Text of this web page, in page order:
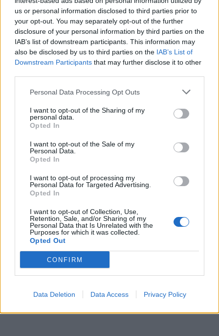
us or personal information disclosed to third parties prior to
your opt-out. You may separately opt-out of the further
disclosure of your personal information by third parties on the
IAB’s list of downstream participants. This information may
also be disclosed by us to third parties on the IAB’s List of
Downstream Participants that may further disclose it to other
Personal Data Processing Opt Outs
I want to opt-out of the Sharing of my
personal data.
Opted In
I want to opt-out of the Sale of my
Personal Data.
Opted In
I want to opt-out of processing my
Personal Data for Targeted Advertising.
Opted In
I want to opt-out of Collection, Use,
Retention, Sale, and/or Sharing of my
Personal Data that Is Unrelated with the
Purposes for which it was collected.
Opted Out
CONFIRM
Data Deletion Data Access Privacy Policy
In evidenza